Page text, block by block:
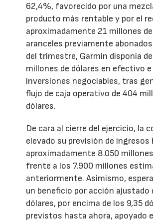
62,4%, favorecido por una
producto más rentable y por el
aproximadamente 21 millones
aranceles previamente
del trimestre, Garmin disponía
millones de dólares en efectivo e
inversiones negociables, tras
flujo de caja operativo de 404
dólares.
De cara al cierre del ejercicio, la
elevado su previsión de ingresos
aproximadamente 8.050
frente a los 7.900 millones
anteriormente. Asimismo,
un beneficio por acción ajustado
dólares, por encima de los 9,35
previstos hasta ahora, apoyado